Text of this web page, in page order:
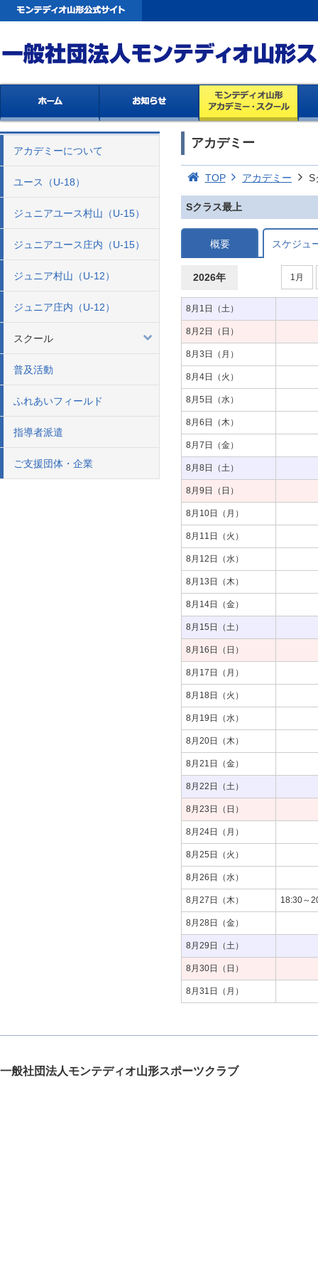
アカデミーについて
ユース（U-18）
ジュニアユース村山（U-15）
ジュニアユース庄内（U-15）
ジュニア村山（U-12）
ジュニア庄内（U-12）
スクール
普及活動
ふれあいフィールド
指導者派遣
ご支援団体・企業
アカデミー
TOP アカデミー S
Sクラス最上
概要 スケジュ
2026年 1月
8月1日（土）
8月2日（日）
8月3日（月）
8月4日（火）
8月5日（水）
8月6日（木）
8月7日（金）
8月8日（土）
8月9日（日）
8月10日（月）
8月11日（火）
8月12日（水）
8月13日（木）
8月14日（金）
8月15日（土）
8月16日（日）
8月17日（月）
8月18日（火）
8月19日（水）
8月20日（木）
8月21日（金）
8月22日（土）
8月23日（日）
8月24日（月）
8月25日（火）
8月26日（水）
8月27日（木） 18:30～
8月28日（金）
8月29日（土）
8月30日（日）
8月31日（月）
一般社団法人モンテディオ山形スポーツクラブ